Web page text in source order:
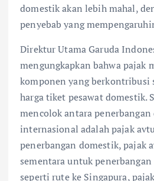
domestik akan lebih mahal,
penyebab yang
Direktur Utama Garuda
mengungkapkan bahwa pajak
komponen yang berkontribusi
harga tiket pesawat domestik.
mencolok antara
internasional adalah pajak
penerbangan domestik, pajak
sementara untuk
seperti rute ke Singapura,